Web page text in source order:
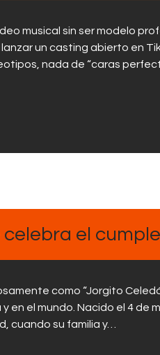
musical sin ser modelo
un casting abierto en
nada de “caras
celebra el
como “Jorgito
en el mundo. Nacido el 4 de
cuando su familia y…